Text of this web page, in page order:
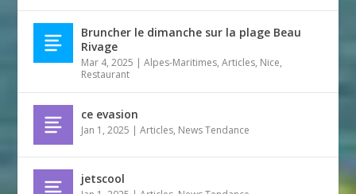
Bruncher le dimanche sur la plage Beau
Rivage
Mar 4, 2025 |Alpes-Maritimes,Articles, Nice,
Restaurant
ce evasion
Jan 1, 2025 |Articles, News Tendance
jetscool